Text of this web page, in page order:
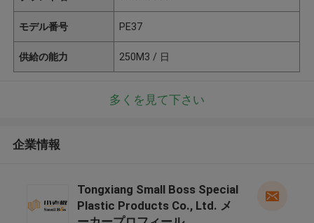
モデル番号 PE37
供給の能力 250M3 / 日
多くを見て下さい
企業情報
Tongxiang Small Boss Special
Plastic Products Co., Ltd. メ